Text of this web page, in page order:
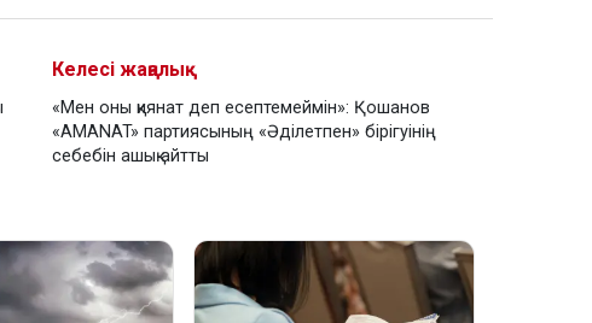
Келесі жаңалық
«Мен оны қиянат деп есептемеймін»: Қошанов
«AMANAT» партиясының «Әділетпен» бірігуінің
себебін ашық айтты